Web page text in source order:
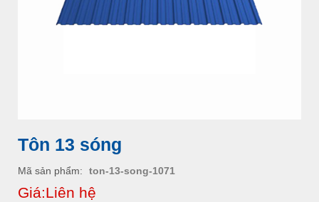
Tôn 13 sóng
Mã sản phẩm ton-13-song-1071
Giá:Liên hệ